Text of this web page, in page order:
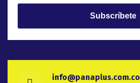
info@panaplus.com.co